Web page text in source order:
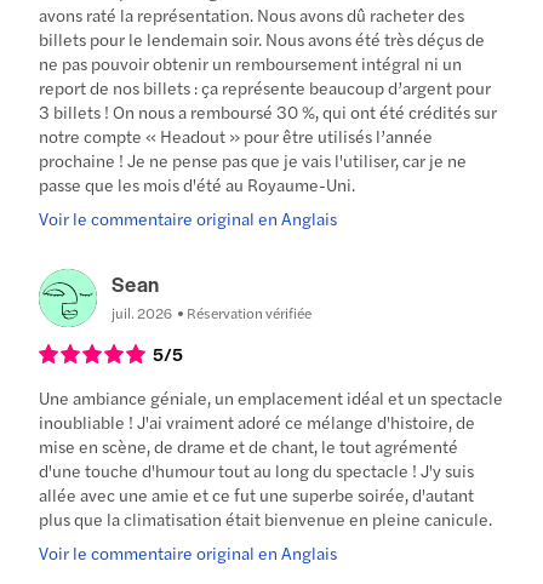
avons raté la représentation. Nous avons dû racheter des
billets pour le lendemain soir. Nous avons été très déçus de
ne pas pouvoir obtenir un remboursement intégral ni un
report de nos billets : ça représente beaucoup d’argent pour
3 billets ! On nous a remboursé 30 %, qui ont été crédités sur
notre compte « Headout » pour être utilisés l’année
prochaine ! Je ne pense pas que je vais l'utiliser, car je ne
passe que les mois d'été au Royaume-Uni.
Voir le commentaire original en Anglais
Sean
juil. 2026 Réservation vérifiée
5/5
Une ambiance géniale, un emplacement idéal et un spectacle
inoubliable ! J'ai vraiment adoré ce mélange d'histoire, de
mise en scène, de drame et de chant, le tout agrémenté
d'une touche d'humour tout au long du spectacle ! J'y suis
allée avec une amie et ce fut une superbe soirée, d'autant
plus que la climatisation était bienvenue en pleine canicule.
Voir le commentaire original en Anglais